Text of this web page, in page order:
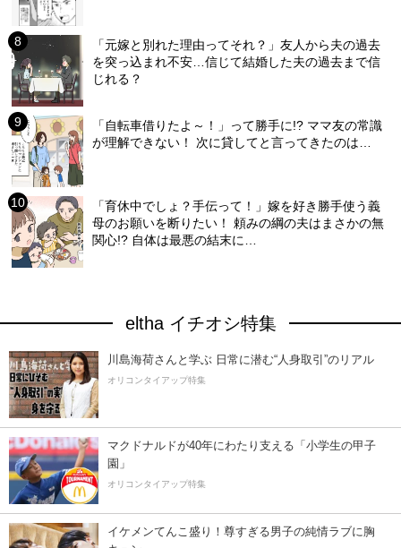
「元嫁と別れた理由ってそれ？」友人から夫の過去
を突っ込まれ不安…信じて結婚した夫の過去まで信
じれる？
「自転車借りたよ～！」って勝手に!? ママ友の常識
が理解できない！ 次に貸してと言ってきたのは…
「育休中でしょ？手伝って！」嫁を好き勝手使う義
母のお願いを断りたい！ 頼みの綱の夫はまさかの無
関心!? 自体は最悪の結末に…
eltha イチオシ特集
川島海荷さんと学ぶ 日常に潜む“人身取引”のリアル
オリコンタイアップ特集
マクドナルドが40年にわたり支える「小学生の甲子
園」
オリコンタイアップ特集
イケメンてんこ盛り！尊すぎる男子の純情ラブに胸